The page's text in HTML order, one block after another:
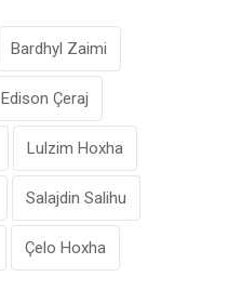
Bardhyl Zaimi
Edison Çeraj
Lulzim Hoxha
Salajdin Salihu
Çelo Hoxha